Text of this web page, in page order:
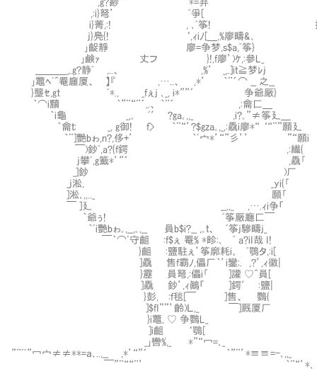
,g?尠’’ ﾞ”*=弃 今回はTRPG風
,:i}弩’ ﾞ爭[
i}菁,:! , ､ﾞ筝! 探せばTRPGやってるこい
j}鳧{! ‘,ｨiﾉ[＿,%廖疇&､
｣齪靜 廖=争梦,s$a,ﾞ筝}
｣鹸ｧ 丈フ }!,f廖’)ｹ,:參L_
＿＿＿_,.g?静ﾞ ,..、 ,%’ _,.]iｔ≧梦ﾚj
｣鼈ﾍﾞ^罨廱厦、 】『 ,…..、 ,*’ ｀¨´⌒ __ 之__
}壟ｾ,gt ﾞ*., _fぇj ､_, i*””´ 争爺厰}
｀⌒i黷 ｀”¨“¨´,.、 ｀¨´ ,:龠匚＿
｀i龜 _,｡ ﾞ′ ?ga｡,,_ ,i?｡”≠筝廴＿
｀龠ｔ; _, g御! f> ｀¨“’?$gza｡,_,:驫i廖*“ ‘“¨”願廴
｀¨]艷bゎ,n?,侈+’ ｀ﾞ宀*’“”彡’’ ”“願i
￣)鈔ﾞ,a?{f鍔 ,:纎{
j攀ﾞ,g籖*’”´ ,驫｢
_]鈔＇ )厂
_j淞, _yi{｢
]淞､,,.._ 願｢
￣ ]廴 __,,_ ,….ｨi争「
｀爺ぅ! ﾞ筝厰廳匚￣
｀ﾞi艷bゎ｡,__,｡,__ 員b$i?__ ,｡ｔ、 ﾞ筝j驂疇j_
￣｀⌒ﾞ守齟 :f$ぇ 罨% *畛:､ ﾞ a?iI哉 I!
}齟 :鹽駐ぇ’筝廓耗i。 ﾞ鶚タ,:i[
]驫 售f霸ﾉ,儡厂｀’i鑾;. ,?’,ｨ徽|
}靂 員弩,:儡i｢ ]讙 ♡^員[
]驫 鈔’,ｨ鷆「 ]鍔′ :鹽|
}彭, :ｆ毯[￣ ]售、 鸚{
]$fI””’齡)Ｌ,_ ￣]厩厦厂
}i鼈, ♡ 争鸚L_
]i齟 ‘鶚[
_｣轡%,_ *”“冖=､_
”¨ﾞﾞ”冖宀≠≠**=ａ､..,__ ,*’“”´ ｀”¨’*≡≡=-､,,_
￣”¨““¨’ ｀¨“’*､